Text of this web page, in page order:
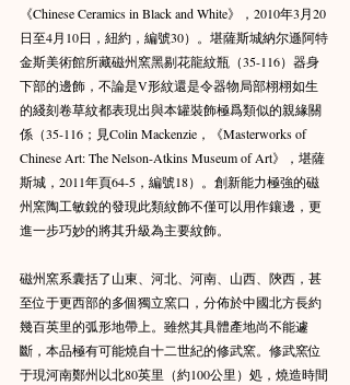
《Chinese Ceramics in Black and White》，2010年3月20
日至4月10日，紐約，編號30）。堪薩斯城納尔遜阿特
金斯美術館所藏磁州窯黑剔花龍紋瓶（35-116）器身
下部的邊飾，不論是V形紋還是令器物局部栩栩如生
的綫刻卷草紋都表現出與本罐裝飾極爲類似的親緣關
係（35-116；見Colin Mackenzie，《Masterworks of
Chinese Art: The Nelson-Atkins Museum of Art》，堪薩
斯城，2011年頁64-5，編號18）。創新能力極強的磁
州窯陶工敏銳的發現此類紋飾不僅可以用作鑲邊，更
進一步巧妙的將其升級為主要紋飾。
磁州窯系囊括了山東、河北、河南、山西、陝西，甚
至位于更西部的多個獨立窯口，分佈於中國北方長約
幾百英里的弧形地帶上。雖然其具體產地尚不能遽
斷，本品極有可能燒自十二世紀的修武窯。修武窯位
于現河南鄭州以北80英里（約100公里）処，燒造時間